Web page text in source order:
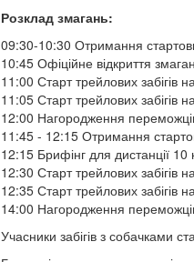
Розклад змагань: ​​​​​​​
09:30-10:30 Отримання
10:45 Офіційне відкриття
11:00 Старт трейлових забігів
11:05 Старт трейлових забігів
12:00 Нагородження
11:45 - 12:15 Отримання
12:15 Брифінг для дистанції 10
12:30 Старт трейлових забігів
12:35 Старт трейлових забігів
14:00 Нагородження
Учасники забігів з собачками